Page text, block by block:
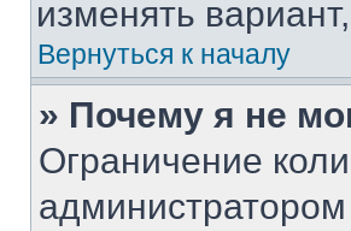
изменять
Вернуться к началу
» Почему я не
Ограничение